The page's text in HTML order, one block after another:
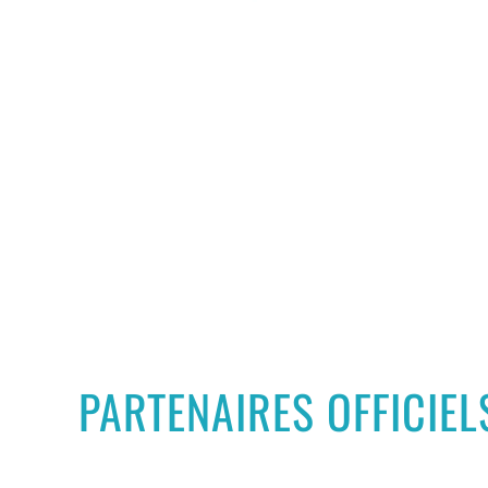
PARTENAIRES